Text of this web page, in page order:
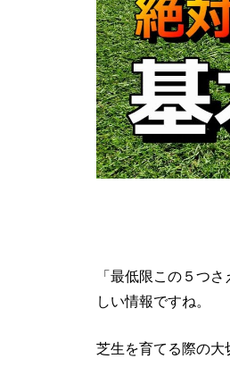
「最低限この５つ
しい情報ですね。
芝生を育てる際の大